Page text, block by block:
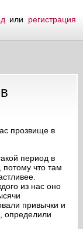
или регистрация
прозвище в
период в
потому что там
из нас оно
привычки и
определили